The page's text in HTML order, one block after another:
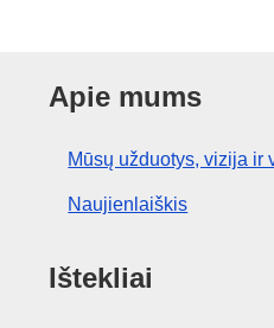
Apie mums
Mūsų užduotys, vizija ir
Naujienlaiškis
Ištekliai